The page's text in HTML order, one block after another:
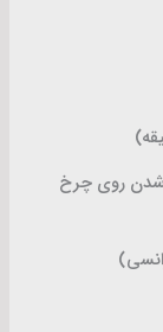
شدن روی چرخ